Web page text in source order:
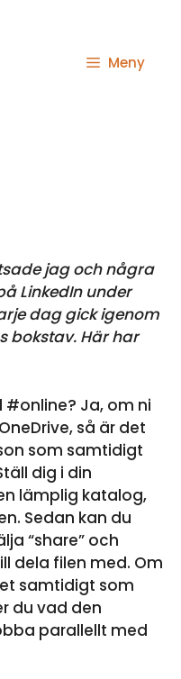
Meny
jag och några
LinkedIn under
dag gick igenom
bokstav. Här har
#online? Ja, om ni
så är det
som samtidigt
dig i din
lämplig katalog,
Sedan kan du
“share” och
dela filen med. Om
samtidigt som
du vad den
parallellt med